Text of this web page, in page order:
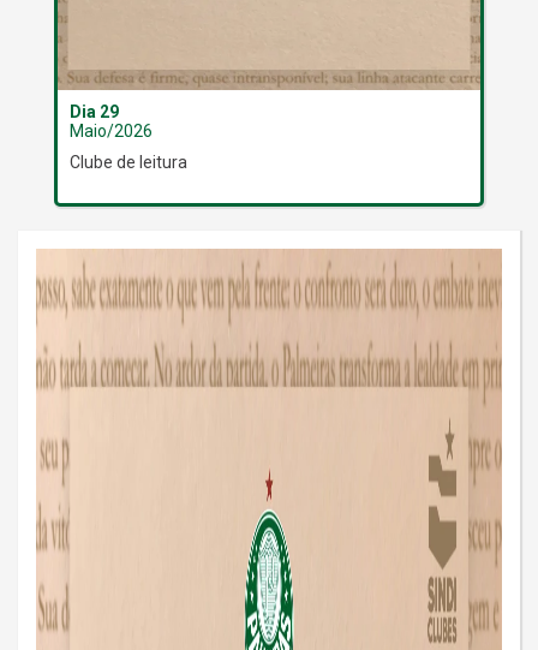
Dia 29
Maio/2026
Clube de leitura